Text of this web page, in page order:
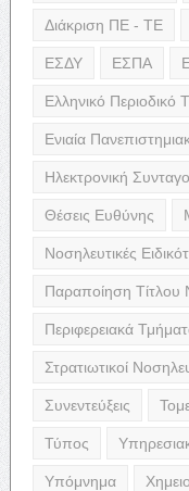
Διάκριση ΠΕ - ΤΕ
ΕΣΔΥ ΕΣΠΑ
Ελληνικό Περιοδικό
Ενιαία
Ηλεκτρονική
Θέσεις Ευθύνης
Νοσηλευτικές
Παραποίηση Τίτλου
Περιφερειακά
Στρατιωτικοί
Συνεντεύξεις
Τύπος
Υπόμνημα